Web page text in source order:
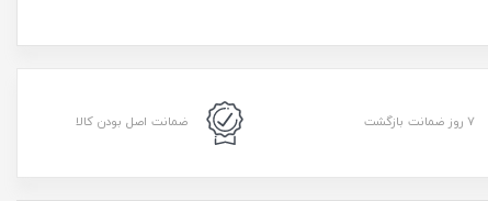
۷ روز ضمانت بازگشت ضمانت اصل بودن کالا